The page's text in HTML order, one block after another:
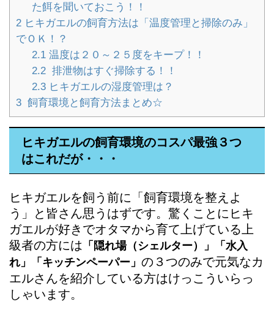
た餌を聞いておこう！！
2 ヒキガエルの飼育方法は「温度管理と掃除のみ」
でＯＫ！？
2.1温度は２０～２５度をキープ！！
2.2排泄物はすぐ掃除する！！
2.3ヒキガエルの湿度管理は？
3 飼育環境と飼育方法まとめ☆
ヒキガエルの飼育環境のコスパ最強３つ
はこれだが・・・
ヒキガエルを飼う前に「飼育環境を整えよ
う」と皆さん思うはずです。驚くことにヒキ
ガエルが好きでオタマから育て上げている上
級者の方には 「隠れ場（シェルター）」「水入
れ」「キッチンペーパー」 の３つのみで元気なカ
エルさんを紹介している方はけっこういらっ
しゃいます。